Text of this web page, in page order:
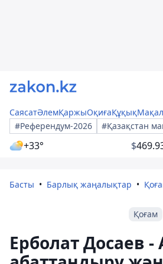
СаясатӘлемҚаржыОқиғаҚұқық
#Референдум-2026
#Қазақстан
+33° $
Басты Барлық жаңалықтар
Қоғам
Ерболат Досаев